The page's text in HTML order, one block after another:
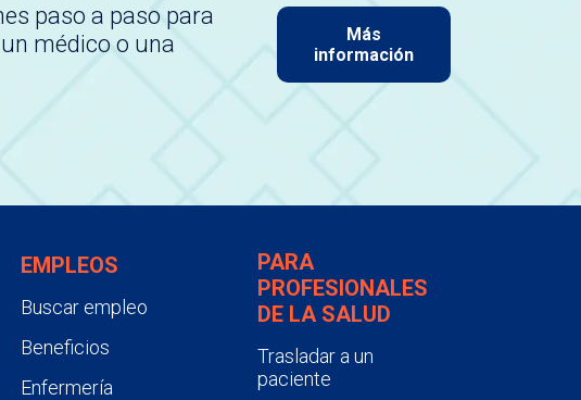
paso a paso para
médico o una
Más
información
EMPLEOS
Buscar empleo
Beneficios
Enfermería
PARA
PROFESIONALES
DE LA SALUD
Trasladar a un
paciente